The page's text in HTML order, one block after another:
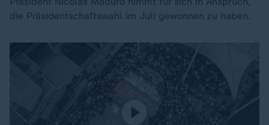
die Präsidentschaftswahl im Juli gewonnen zu haben.